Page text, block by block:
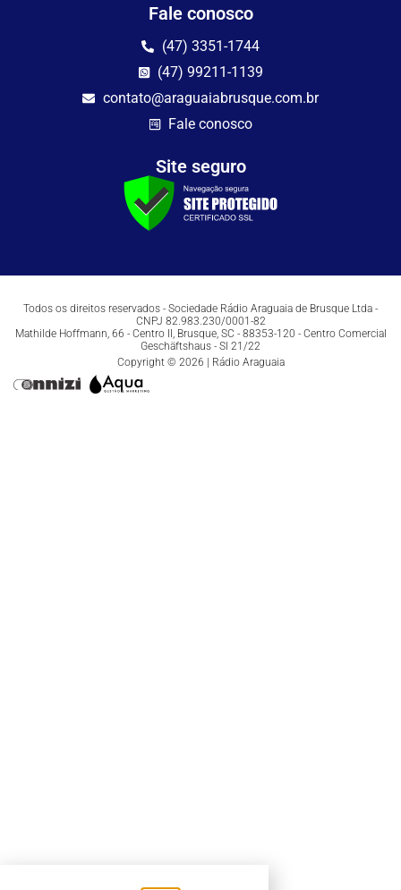
Fale conosco
(47) 3351-1744
(47) 99211-1139
contato@araguaiabrusque.com.br
Fale conosco
Site seguro
Todos os direitos reservados - Sociedade Rádio Araguaia de Brusque Ltda -
CNPJ 82.983.230/0001-82
Mathilde Hoffmann, 66 - Centro II, Brusque, SC - 88353-120 - Centro Comercial
Geschäftshaus - Sl 21/22
Copyright © 2026 | Rádio Araguaia